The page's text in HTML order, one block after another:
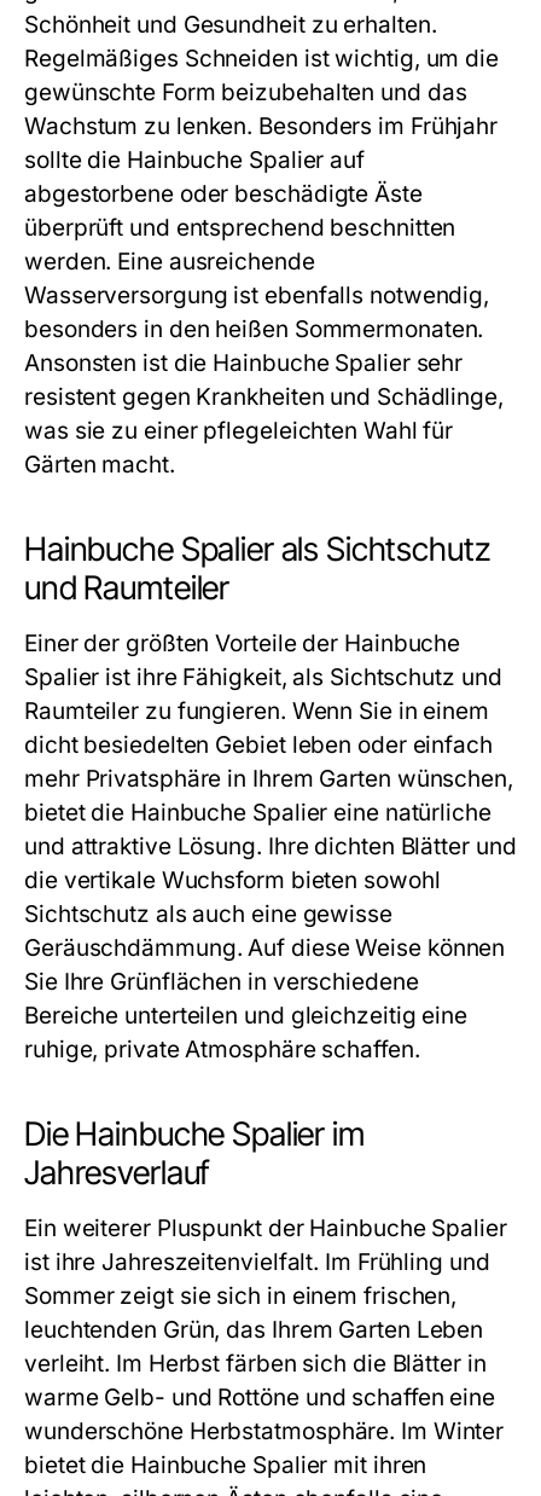
Schönheit und Gesundheit zu erhalten.
Regelmäßiges Schneiden ist wichtig, um die
gewünschte Form beizubehalten und das
Wachstum zu lenken. Besonders im Frühjahr
sollte die Hainbuche Spalier auf
abgestorbene oder beschädigte Äste
überprüft und entsprechend beschnitten
werden. Eine ausreichende
Wasserversorgung ist ebenfalls notwendig,
besonders in den heißen Sommermonaten.
Ansonsten ist die Hainbuche Spalier sehr
resistent gegen Krankheiten und Schädlinge,
was sie zu einer pflegeleichten Wahl für
Gärten macht.
Hainbuche Spalier als Sichtschutz
und Raumteiler
Einer der größten Vorteile der Hainbuche
Spalier ist ihre Fähigkeit, als Sichtschutz und
Raumteiler zu fungieren. Wenn Sie in einem
dicht besiedelten Gebiet leben oder einfach
mehr Privatsphäre in Ihrem Garten wünschen,
bietet die Hainbuche Spalier eine natürliche
und attraktive Lösung. Ihre dichten Blätter und
die vertikale Wuchsform bieten sowohl
Sichtschutz als auch eine gewisse
Geräuschdämmung. Auf diese Weise können
Sie Ihre Grünflächen in verschiedene
Bereiche unterteilen und gleichzeitig eine
ruhige, private Atmosphäre schaffen.
Die Hainbuche Spalier im
Jahresverlauf
Ein weiterer Pluspunkt der Hainbuche Spalier
ist ihre Jahreszeitenvielfalt. Im Frühling und
Sommer zeigt sie sich in einem frischen,
leuchtenden Grün, das Ihrem Garten Leben
verleiht. Im Herbst färben sich die Blätter in
warme Gelb- und Rottöne und schaffen eine
wunderschöne Herbstatmosphäre. Im Winter
bietet die Hainbuche Spalier mit ihren